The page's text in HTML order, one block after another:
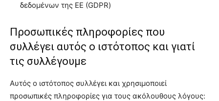
δεδομένων της ΕΕ (GDPR)
Προσωπικές πληροφορίες που
συλλέγει αυτός ο ιστότοπος και γιατί
τις συλλέγουμε
Αυτός ο ιστότοπος συλλέγει και χρησιμοποιεί
προσωπικές πληροφορίες για τους ακόλουθους λόγους: